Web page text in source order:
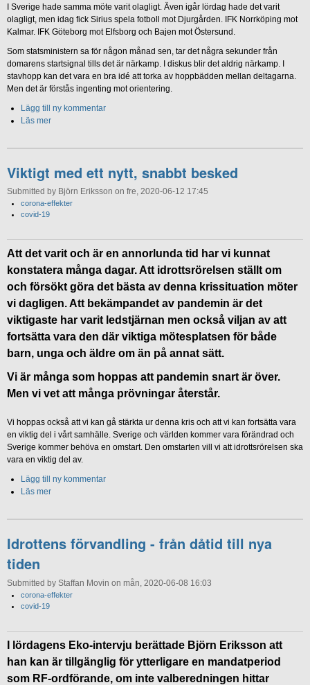
I Sverige hade samma möte varit olagligt. Även igår lördag hade det varit
olagligt, men idag fick Sirius spela fotboll mot Djurgården. IFK Norrköping mot
Kalmar. IFK Göteborg mot Elfsborg och Bajen mot Östersund.
Som statsministern sa för någon månad sen, tar det några sekunder från
domarens startsignal tills det är närkamp. I diskus blir det aldrig närkamp. I
stavhopp kan det vara en bra idé att torka av hoppbädden mellan deltagarna.
Men det är förstås ingenting mot orientering.
Lägg till ny kommentar
Läs mer
Viktigt med ett nytt, snabbt besked
Submitted by Björn Eriksson on fre, 2020-06-12 17:45
corona-effekter
covid-19
Att det varit och är en annorlunda tid har vi kunnat
konstatera många dagar. Att idrottsrörelsen ställt om
och försökt göra det bästa av denna krissituation möter
vi dagligen. Att bekämpandet av pandemin är det
viktigaste har varit ledstjärnan men också viljan av att
fortsätta vara den där viktiga mötesplatsen för både
barn, unga och äldre om än på annat sätt.
Vi är många som hoppas att pandemin snart är över.
Men vi vet att många prövningar återstår.
Vi hoppas också att vi kan gå stärkta ur denna kris och att vi kan fortsätta vara
en viktig del i vårt samhälle. Sverige och världen kommer vara förändrad och
Sverige kommer behöva en omstart. Den omstarten vill vi att idrottsrörelsen ska
vara en viktig del av.
Lägg till ny kommentar
Läs mer
Idrottens förvandling - från dåtid till nya
tiden
Submitted by Staffan Movin on mån, 2020-06-08 16:03
corona-effekter
covid-19
I lördagens Eko-intervju berättade Björn Eriksson att
han kan är tillgänglig för ytterligare en mandatperiod
som RF-ordförande, om inte valberedningen hittar